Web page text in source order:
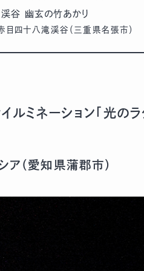
谷 幽玄の竹あかり
目四十八滝渓谷（三重県名張市）
ルミネーション「光のラ
ア（愛知県蒲郡市）